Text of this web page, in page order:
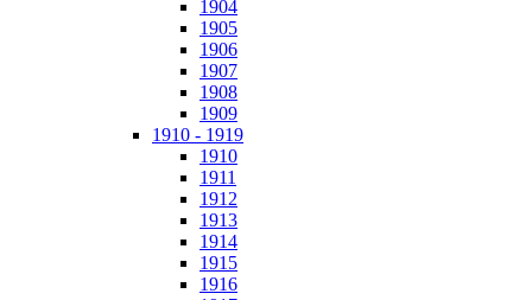
1904
1905
1906
1907
1908
1909
1910 - 1919
1910
1911
1912
1913
1914
1915
1916